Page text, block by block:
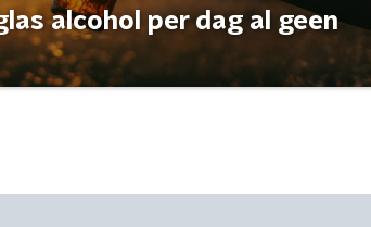
alcohol per dag al geen